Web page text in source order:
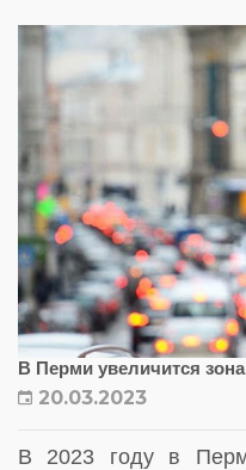
В Перми увеличится
20.03.2023
В 2023 году в